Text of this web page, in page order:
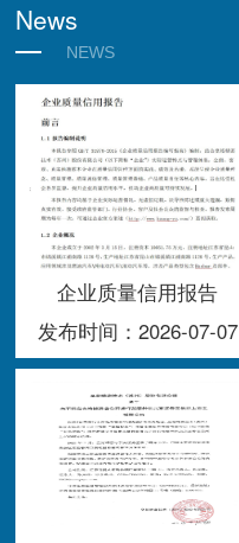
News
NEWS
企业质量信用报告
发布时间：2026-07-07